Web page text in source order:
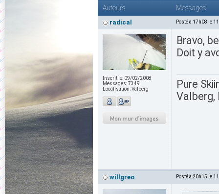
Auteurs Messages
radical Posté à 17h08 le
Inscrit le: 09/02/2008
Messages:7349
Localisation:Valberg
Bravo,
Doit y
Pure
Valberg,
willgreo Posté à 20h15 le